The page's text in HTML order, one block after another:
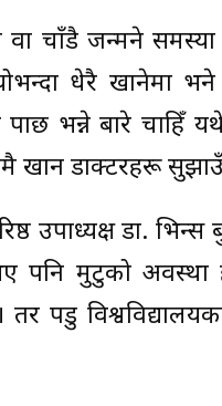
चाँडै जन्मने समस्या
धेरै खानेमा
भन्ने बारे चाहिँ
खान डाक्टरहरू
उपाध्यक्ष डा.
पनि मुटुको
पर्डु